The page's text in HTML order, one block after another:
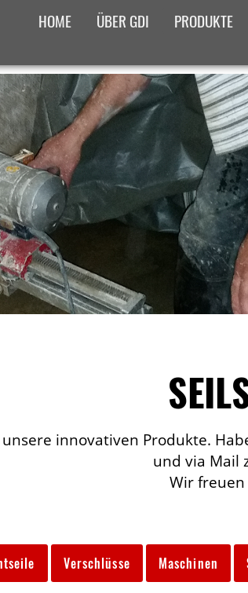
HOME ÜBER GDI PRODUKTE
SONSTIGES
innovativen Produkte.
und via Mail
Wir freuen
Verschlüsse Maschinen